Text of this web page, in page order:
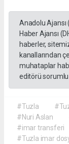
Anadolu Ajansı
Haber Ajansı
haberler,
kanallarından
muhataplar
editörü sorumlu
#Tuzla
#Nuri Aslan
#imar transferi
#Tuzla imar